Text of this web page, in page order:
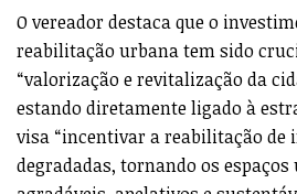
O vereador destaca que o
reabilitação urbana tem sido
“valorização e revitalização da
estando diretamente ligado à
visa “incentivar a reabilitação de
degradadas, tornando os